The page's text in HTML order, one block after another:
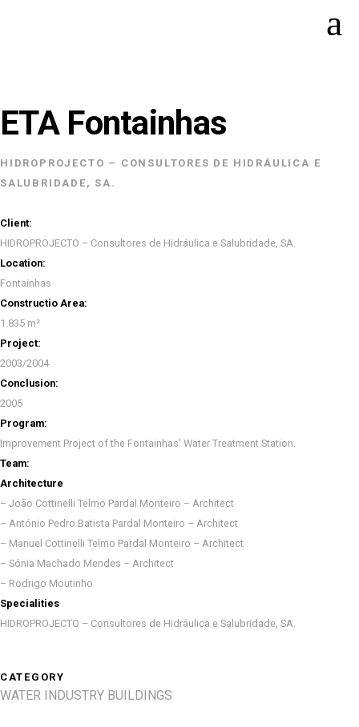
ETA Fontainhas
HIDROPROJECTO – CONSULTORES DE HIDRÁULICA E
SALUBRIDADE, SA.
Client:
HIDROPROJECTO – Consultores de Hidráulica e Salubridade, SA.
Location:
Fontainhas
Constructio Area:
1.835 m²
Project:
2003/2004
Conclusion:
2005
Program:
Improvement Project of the Fontainhas’ Water Treatment Station.
Team:
Architecture
– João Cottinelli Telmo Pardal Monteiro – Architect
– António Pedro Batista Pardal Monteiro – Architect
– Manuel Cottinelli Telmo Pardal Monteiro – Architect
– Sónia Machado Mendes – Architect
– Rodrigo Moutinho
Specialities
HIDROPROJECTO – Consultores de Hidráulica e Salubridade, SA.
CATEGORY
WATER INDUSTRY BUILDINGS